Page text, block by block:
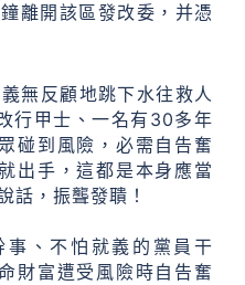
離開該區發改委，并憑
無反顧地跳下水往救人
行甲士、一名有30多年
碰到風險，必需自告奮
出手，這都是本身應當
話，振聾發聵！
、不怕就義的黨員干
財富遭受風險時自告奮